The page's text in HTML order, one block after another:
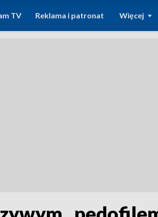
TV Reklama i patronat Więcej